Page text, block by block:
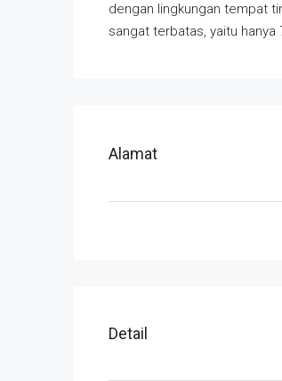
dengan lingkungan tempat
sangat terbatas, yaitu hanya
Alamat
Detail